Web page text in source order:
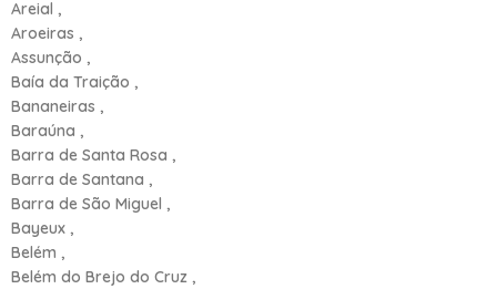
Areial ,
Aroeiras ,
Assunção ,
Baía da Traição ,
Bananeiras ,
Baraúna ,
Barra de Santa Rosa ,
Barra de Santana ,
Barra de São Miguel ,
Bayeux ,
Belém ,
Belém do Brejo do Cruz ,